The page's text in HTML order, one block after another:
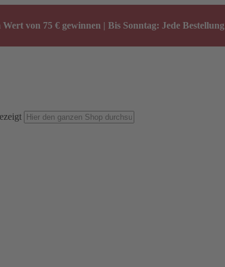
von 75 € gewinnen | Bis Sonntag: Jede